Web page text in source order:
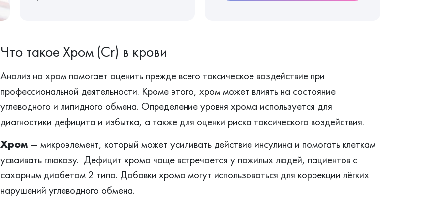
Что такое Хром (Cr) в крови
Анализ на хром помогает оценить прежде всего токсическое воздействие при
профессиональной деятельности. Кроме этого, хром может влиять на состояние
углеводного и липидного обмена. Определение уровня хрома используется для
диагностики дефицита и избытка, а также для оценки риска токсического воздействия.
Хром— микроэлемент, который может усиливать действие инсулина и помогать клеткам
усваивать глюкозу. Дефицит хрома чаще встречается у пожилых людей, пациентов с
сахарным диабетом 2 типа. Добавки хрома могут использоваться для коррекции лёгких
нарушений углеводного обмена.